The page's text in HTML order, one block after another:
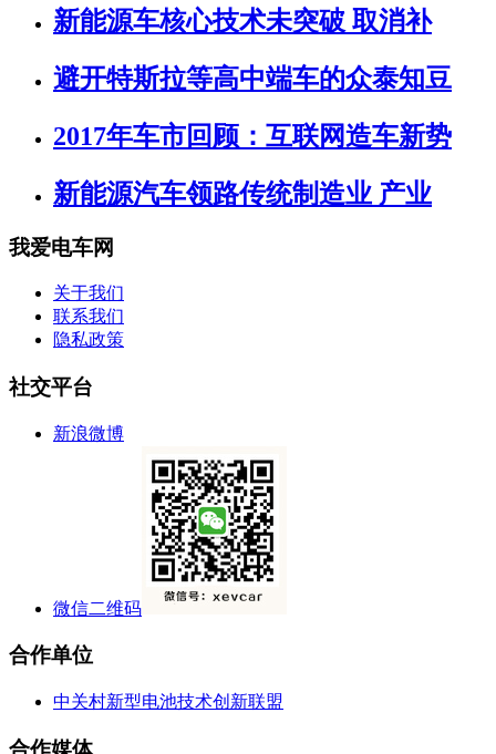
新能源车核心技术未突破 取消补
避开特斯拉等高中端车的众泰知豆
2017年车市回顾：互联网造车新势
新能源汽车领路传统制造业 产业
我爱电车网
关于我们
联系我们
隐私政策
社交平台
新浪微博
微信二维码
合作单位
中关村新型电池技术创新联盟
合作媒体